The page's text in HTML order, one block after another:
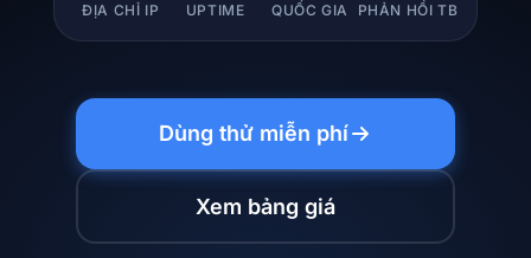
ĐỊA CHỈ IP UPTIME QUỐC GIA PHẢN HỒI TB
Dùng thử miễn phí
Xem bảng giá